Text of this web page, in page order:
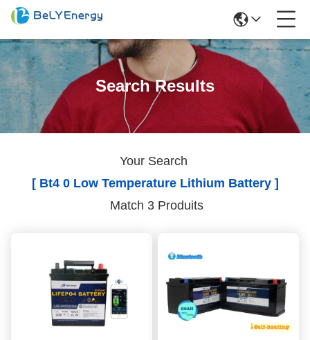
Search Results
Your Search
[ Bt4 0 Low Temperature Lithium Battery ]
Match 3 Produits